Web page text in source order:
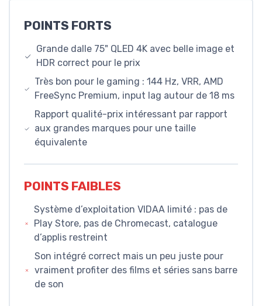
POINTS FORTS
Grande dalle 75" QLED 4K avec belle image et
HDR correct pour le prix
Très bon pour le gaming : 144 Hz, VRR, AMD
FreeSync Premium, input lag autour de 18 ms
Rapport qualité-prix intéressant par rapport
aux grandes marques pour une taille
équivalente
POINTS FAIBLES
Système d’exploitation VIDAA limité : pas de
Play Store, pas de Chromecast, catalogue
d’applis restreint
Son intégré correct mais un peu juste pour
vraiment profiter des films et séries sans barre
de son